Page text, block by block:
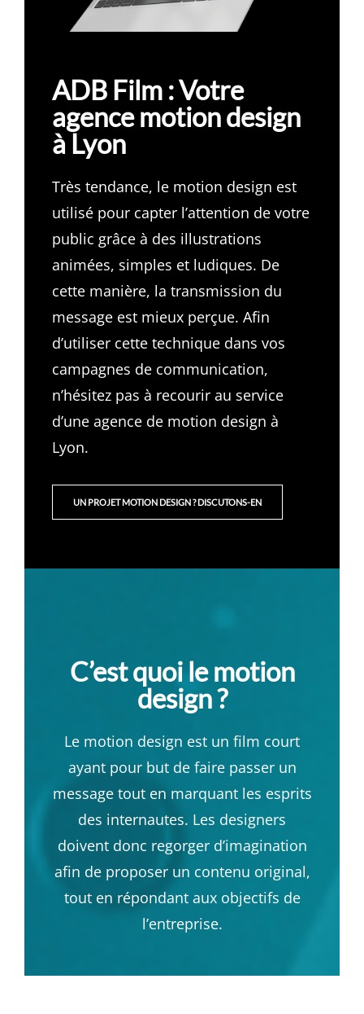
ADB Film : Votre
agence motion design
à Lyon
Très tendance, le motion design est
utilisé pour capter l’attention de votre
public grâce à des illustrations
animées, simples et ludiques. De
cette manière, la transmission du
message est mieux perçue. Afin
d’utiliser cette technique dans vos
campagnes de communication,
n’hésitez pas à recourir au service
d’une agence de motion design à
Lyon.
UN PROJET MOTION DESIGN ? DISCUTONS-EN
C’est quoi le motion
design ?
Le motion design est un film court
ayant pour but de faire passer un
message tout en marquant les esprits
des internautes. Les designers
doivent donc regorger d’imagination
afin de proposer un contenu original,
tout en répondant aux objectifs de
l’entreprise.